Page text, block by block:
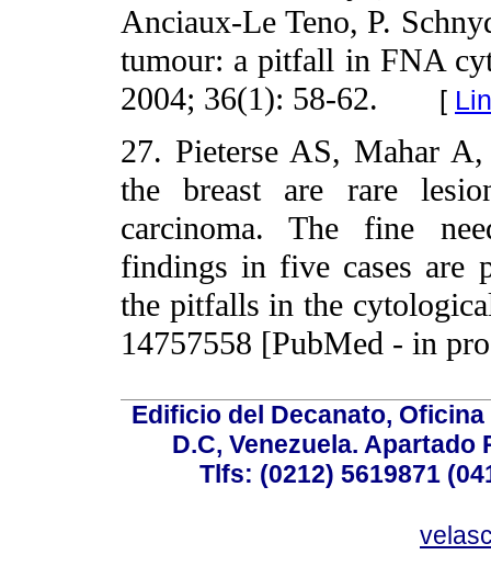
Anciaux-Le Teno, P.
tumour: a pitfall in FNA
2004; 36(1): 58-62. [
27. Pieterse AS, Mahar
the breast are rare
carcinoma. The fine
findings in five cases are
the pitfalls in the
14757558 [PubMed - in
Edificio del Decanato,
D.C, Venezuela. Apartado
Tlfs: (0212) 5619871